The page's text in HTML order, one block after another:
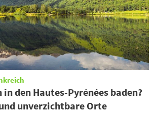
in den Hautes-Pyrénées baden?
unverzichtbare Orte